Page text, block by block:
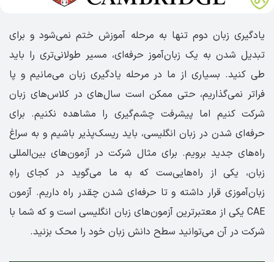
یادگیری زبان دوم تنها به مرحله آموزش ختم نمی‌شود و برای
تبدیل شدن به یک زبان‌آموز حرفه‌ای، مسیر طولانی‌تری را باید
طی کنید. بسیاری از ما در مرحله یادگیری زبان می‌مانیم و پا
فراتر نمی‌گذاریم، حتی ممکن است سال‌های در کلاس‌های زبان
شرکت کنیم اما پیشرفت چشم‌گیری را مشاهده نکنیم. برای
حرفه‌ای شدن در زبان انگلیسی، باید ریسک‌پذیر باشیم و به سراغ
راه‌های جدید برویم. برای مثال شرکت در آزمون‌های بین‌المللی
زبان، یکی از راه‌هایی‌ست که به ما می‌گوید در کجای راهِ
زبان‌آموزی قرار داشته و تا حرفه‌ای شدن چقدر راه داریم. آزمون
CAE یکی از معتبرترین آزمون‌های زبان انگلیسی است و که شما با
شرکت در آن می‌توانید سطح دانش زبان خود را محک بزنید.